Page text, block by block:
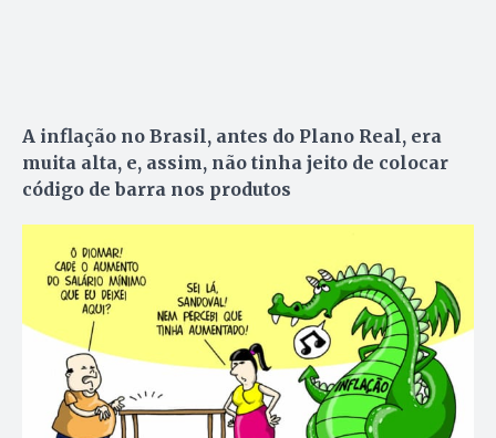
A inflação no Brasil, antes do Plano Real, era
muita alta, e, assim, não tinha jeito de colocar
código de barra nos produtos